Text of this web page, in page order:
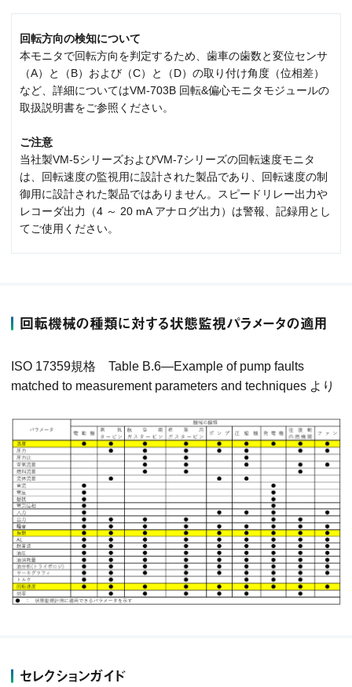
回転方向の検知について
本モニタで回転方向を判定するため、歯車の歯数と変位センサ
（A）と（B）および（C）と（D）の取り付け角度（位相差）
など、詳細についてはVM-703B 回転&偏心モニタモジュールの
取扱説明書をご参照ください。
ご注意
当社製VM-5シリーズおよびVM-7シリーズの回転速度モニタ
は、回転速度の監視用に設計された製品であり、回転速度の制
御用に設計された製品ではありません。スピードリレー出力や
レコーダ出力（4 ～ 20 mA アナログ出力）は警報、記録用とし
てご使用ください。
回転機械の種類に対する状態監視パラメータの適用
ISO 17359規格 Table B.6―Example of pump faults
matched to measurement parameters and techniques より
セレクションガイド